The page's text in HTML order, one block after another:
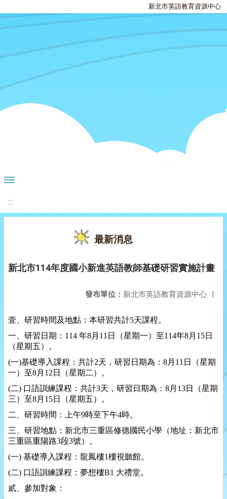
新北市英語教育資源中心
:::
最新消息
新北市114年度國小新進英語教師基礎研習實施計畫
發布單位： 新北市英語教育資源中心 |
壹、研習時間及地點：本研習共計5天課程。
一、研習日期： 114 年8月 11 日（星期一）至114年8月 15日
（星期五）。
(一)基礎導入課程：共計2天，研習日期為： 8月 11 日（星期
一）至8月 12 日（星期二）。
(二) 口語訓練課程：共計3天，研習日期為： 8月 13日（星期
三）至8月 15日（星期五）。
二、研習時間：上午9時至下午4時。
三、研習地點：新北市三重區修德國民小學（地址：新北市
三重區重陽路3段3號）。
(一) 基礎導入課程：龍鳳樓1樓視聽館。
(二) 口語訓練課程：夢想樓B1 大禮堂。
貳、參加對象：